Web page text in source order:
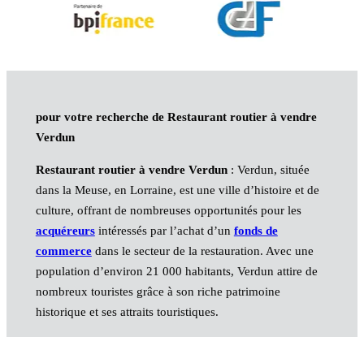
pour votre recherche de Restaurant routier à vendre
Verdun
Restaurant routier à vendre Verdun: Verdun, située
dans la Meuse, en Lorraine, est une ville d’histoire et de
culture, offrant de nombreuses opportunités pour les
acquéreursintéressés par l’achat d’un fonds de
commercedans le secteur de la restauration. Avec une
population d’environ 21 000 habitants, Verdun attire de
nombreux touristes grâce à son riche patrimoine
historique et ses attraits touristiques.